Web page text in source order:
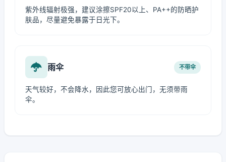
紫外线辐射极强，建议涂擦SPF20以上、PA++的防晒护
肤品，尽量避免暴露于日光下。
雨伞 不带伞
天气较好，不会降水，因此您可放心出门，无须带雨
伞。